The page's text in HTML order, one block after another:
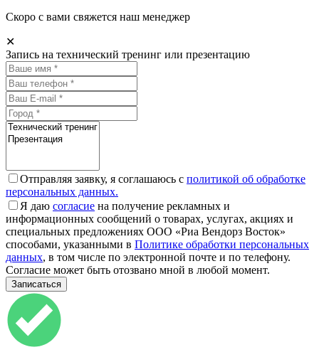
Скоро с вами свяжется наш менеджер
✕
Запись на технический тренинг или презентацию
Отправляя заявку, я соглашаюсь с политикой об обработке
персональных данных.
Я даю согласие на получение рекламных и
информационных сообщений о товарах, услугах, акциях и
специальных предложениях ООО «Риа Вендорз Восток»
способами, указанными в Политике обработки персональных
данных, в том числе по электронной почте и по телефону.
Согласие может быть отозвано мной в любой момент.